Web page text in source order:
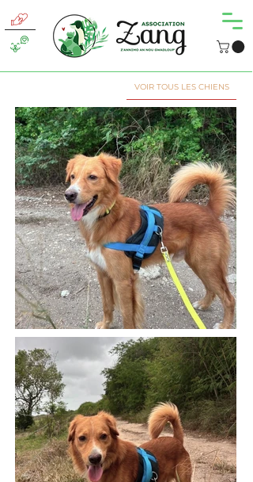
VOIR TOUS LES CHIENS